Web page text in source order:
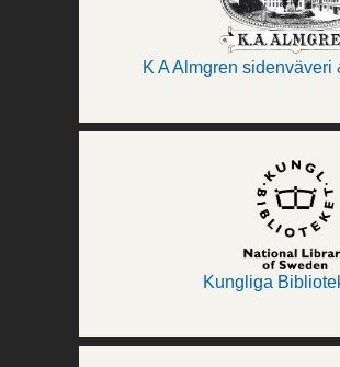
K A Almgren sidenväveri
Kungliga